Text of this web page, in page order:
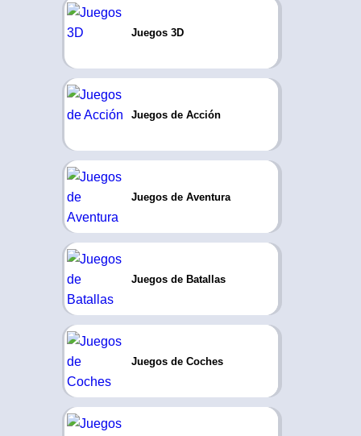
Juegos 3D
Juegos de Acción
Juegos de Aventura
Juegos de Batallas
Juegos de Coches